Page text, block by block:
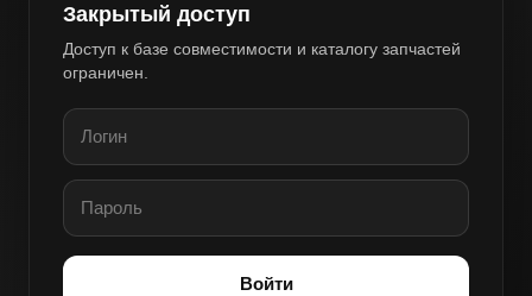
Закрытый доступ
Доступ к базе совместимости и каталогу запчастей
ограничен.
Войти